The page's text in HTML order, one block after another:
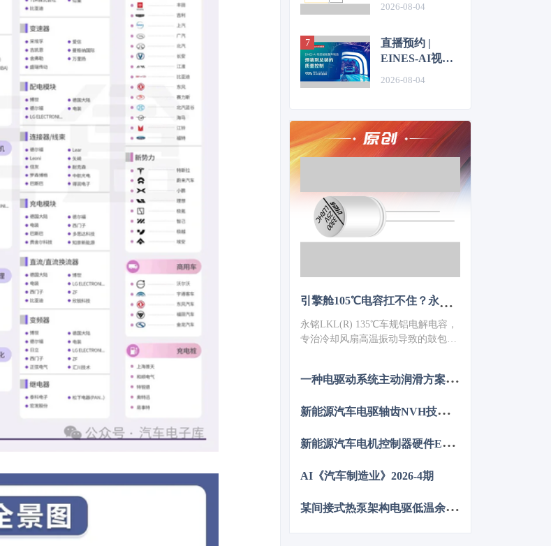
2026-08-04
直播预约 |
EINES-AI视觉
2026-08-04
引擎舱105℃电容扛不住？永铭LKL(R) 135℃车规铝电解电容，破解冷却风扇高温振动失效难题
永铭LKL(R) 135℃车规铝电解电容，
专治冷却风扇高温振动导致的鼓包漏
≤10PPM（传统方案300PPM）。可
改板。100万颗用量售后赔付从45万
著，助力国产化替代。
一
种电驱动系统主动润滑方案的设计与分析
新
能源汽车电驱轴齿NVH技术图谱研究
新
能源汽车电机控制器硬件EMC源头抑制技术
AI《汽车制造业》2026-4期
某
间接式热泵架构电驱低温余热利用控制方法的仿真优化研究